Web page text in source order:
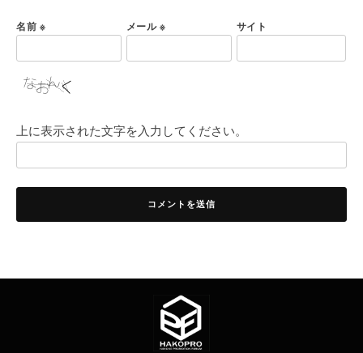
名前 ※ メール※ サイト
上に表示された文字を入力してください。